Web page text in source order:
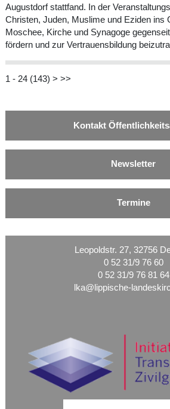
Augustdorf stattfand. In der
Christen, Juden, Muslime und Eziden ins
Moschee, Kirche und Synagoge
fördern und zur Vertrauensbildung
1 - 24 (143) > >>
Kontakt
Newsletter
Termine
Leopoldstr. 27, 32756
0 52 31/9 76 60
0 52 31/9 76 81 64
lka@lippische-